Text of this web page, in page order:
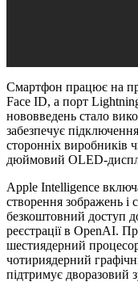
Смартфон працює на
Face ID, а порт
нововведень стало
забезпечує
сторонніх виробників
дюймовий OLED-
Apple Intelligence
створення зображень і
безкоштовний доступ
реєстрації в OpenAI.
шестиядерний
чотириядерний
підтримує дворазовий